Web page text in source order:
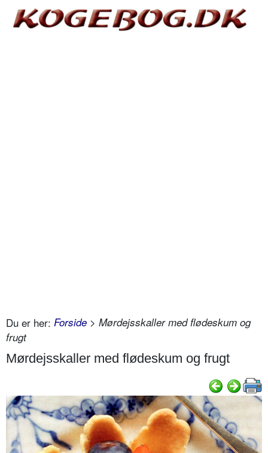
Du er her: Forside > Mørdejsskaller med flødeskum og
frugt
Mørdejsskaller med flødeskum og frugt